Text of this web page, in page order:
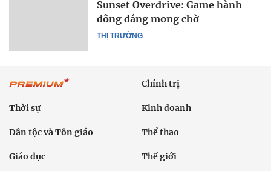
THỊ TRƯỜNG
Sunset Overdrive: Game hành
đông đáng mong chờ
Chính trị
Thời sự Kinh doanh
Dân tộc và Tôn giáo Thể thao
Giáo dục Thế giới